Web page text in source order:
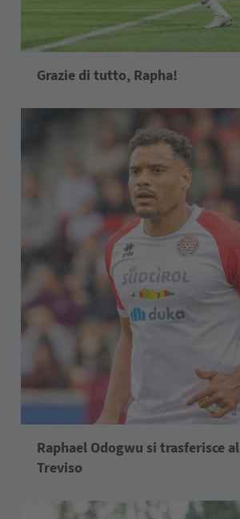
Grazie di tutto, Rapha!
Raphael Odogwu si trasferisce al
Treviso